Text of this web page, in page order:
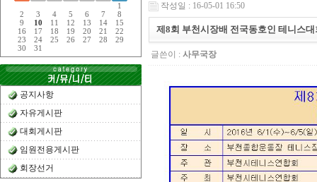
1
2
3 4 5 6 7
8
9
10 11 12 13 14
15
16
17 18 19 20 21
22
23
24 25 26 27 28
29
30
31
공지사항
자유게시판
대회게시판
임원전용게시판
회장선거
작성일 : 16-05-01 16:50
제8회 부천시장배 전국동호인 테니스대
글쓴이 : 사무국장